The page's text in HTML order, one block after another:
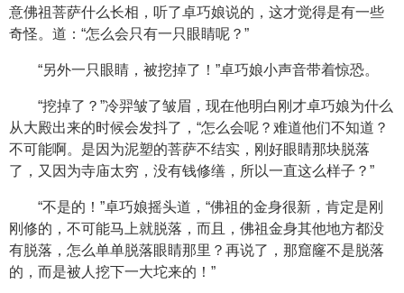
意佛祖菩萨什么长相，听了卓巧娘说的，这才觉得是有一些
奇怪。道：“怎么会只有一只眼睛呢？”
“另外一只眼睛，被挖掉了！”卓巧娘小声音带着惊恐。
“挖掉了？”冷羿皱了皱眉，现在他明白刚才卓巧娘为什么
从大殿出来的时候会发抖了，“怎么会呢？难道他们不知道？
不可能啊。是因为泥塑的菩萨不结实，刚好眼睛那块脱落
了，又因为寺庙太穷，没有钱修缮，所以一直这么样子？”
“不是的！”卓巧娘摇头道，“佛祖的金身很新，肯定是刚
刚修的，不可能马上就脱落，而且，佛祖金身其他地方都没
有脱落，怎么单单脱落眼睛那里？再说了，那窟窿不是脱落
的，而是被人挖下一大坨来的！”